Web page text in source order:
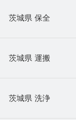
茨城県 保全
茨城県 運搬
茨城県 洗浄